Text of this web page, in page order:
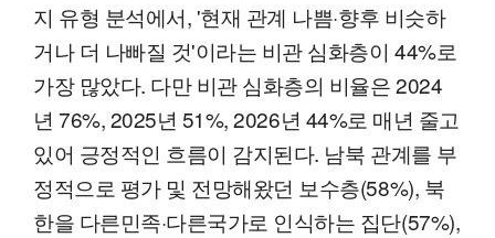
지 유형 분석에서, '현재 관계 나쁨·향후 비슷하
거나 더 나빠질 것'이라는 비관 심화층이 44%로
가장 많았다. 다만 비관 심화층의 비율은 2024
년 76%, 2025년 51%, 2026년 44%로 매년 줄고
있어 긍정적인 흐름이 감지된다. 남북 관계를 부
정적으로 평가 및 전망해왔던 보수층(58%), 북
한을 다른민족·다른국가로 인식하는 집단(57%),